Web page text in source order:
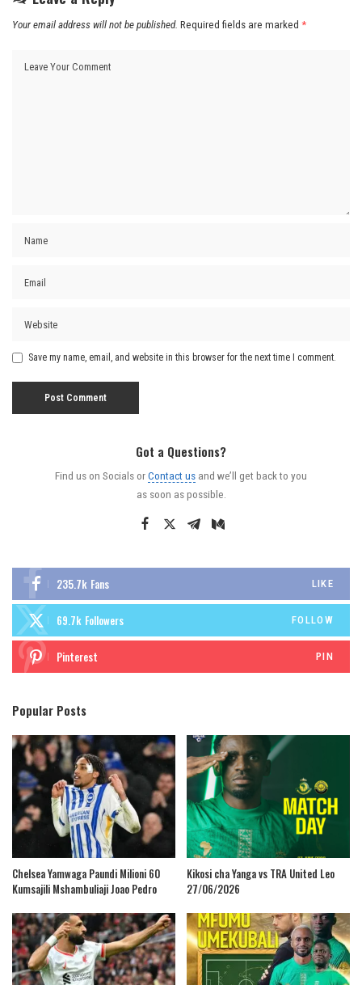
Your email address will not be published. Required fields are marked *
Save my name, email, and website in this browser for the next time I comment.
Got a Questions?
Find us on Socials orContact us and we’ll get back to you
as soon as possible.
235.7k Fans LIKE
69.7k Followers FOLLOW
Pinterest PIN
Popular Posts
Chelsea Yamwaga Paundi Milioni 60
Kumsajili Mshambuliaji Joao Pedro
Kikosi cha Yanga vs TRA United Leo
27/06/2026